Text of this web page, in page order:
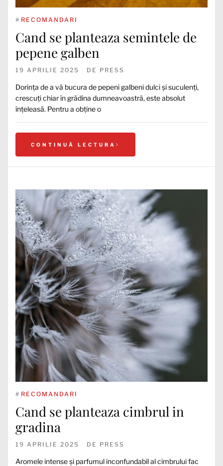
# RECOMANDARI
Cand se planteaza semintele de
pepene galben
19 APRILIE 2025 DE PRESS
Dorința de a vă bucura de pepeni galbeni dulci și suculenți,
crescuți chiar în grădina dumneavoastră, este absolut
înțeleasă. Pentru a obține o
CONTINUĂ LECTURA
# RECOMANDARI
Cand se planteaza cimbrul in
gradina
19 APRILIE 2025 DE PRESS
Aromele intense și parfumul inconfundabil al cimbrului fac